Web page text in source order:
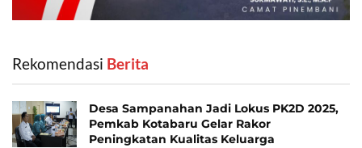
Rekomendasi ‎ Berita
Desa Sampanahan Jadi Lokus PK2D 2025,
Pemkab Kotabaru Gelar Rakor
Peningkatan Kualitas Keluarga